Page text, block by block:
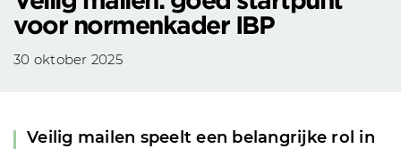
voor normenkader IBP
30 oktober 2025
Veilig mailen speelt een belangrijke rol in